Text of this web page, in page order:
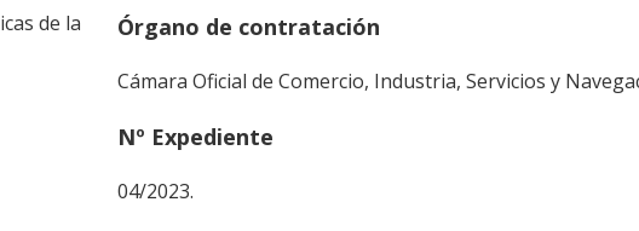
de la
Órgano de contratación
Cámara Oficial de Comercio, Industria, Servicios y
Nº Expediente
04/2023.